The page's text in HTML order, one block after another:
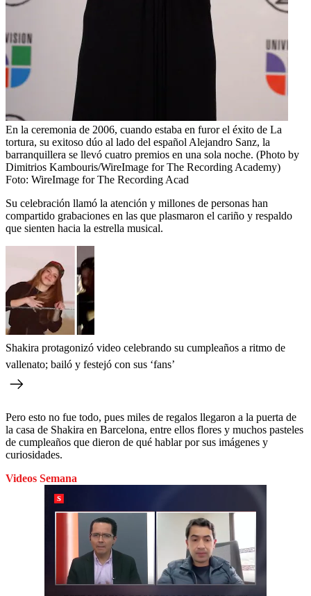
En la ceremonia de 2006, cuando estaba en furor el éxito de La
tortura, su exitoso dúo al lado del español Alejandro Sanz, la
barranquillera se llevó cuatro premios en una sola noche. (Photo by
Dimitrios Kambouris/WireImage for The Recording Academy)
Foto: WireImage for The Recording Acad
Su celebración llamó la atención y millones de personas han
compartido grabaciones en las que plasmaron el cariño y respaldo
que sienten hacia la estrella musical.
Shakira protagonizó video celebrando su cumpleaños a ritmo de
vallenato; bailó y festejó con sus ‘fans’
Pero esto no fue todo, pues miles de regalos llegaron a la puerta de
la casa de Shakira en Barcelona, entre ellos flores y muchos pasteles
de cumpleaños que dieron de qué hablar por sus imágenes y
curiosidades.
Videos Semana